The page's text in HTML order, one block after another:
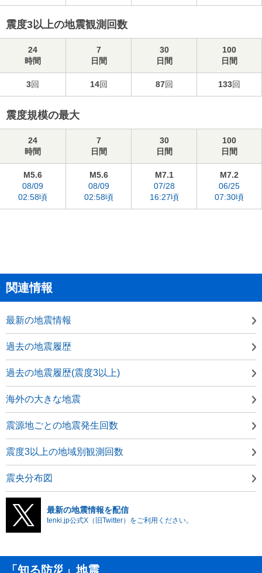
震度3以上の地震観測回数
24
時間
7
日間
30
日間
100
日間
3回 14回 87回 133回
震度規模の最大
24
時間
7
日間
30
日間
100
日間
M5.6
08/09
02:58頃
M5.6
08/09
02:58頃
M7.1
07/28
16:27頃
M7.2
06/25
07:30頃
関連情報
最新の地震情報
過去の地震履歴
過去の地震履歴(震度3以上)
海外の大きな地震
震源地ごとの地震発生回数
震度3以上の地域別観測回数
震央分布図
最新の地震情報を配信
tenki.jp公式X（旧Twitter）をご利用ください。
「知る防災」地震